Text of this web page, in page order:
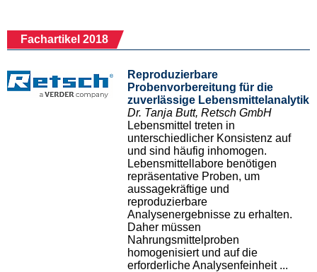
Fachartikel 2018
Reproduzierbare
Probenvorbereitung für die
zuverlässige Lebensmittelanalytik
Dr. Tanja Butt, Retsch GmbH
Lebensmittel treten in
unterschiedlicher Konsistenz auf
und sind häufig inhomogen.
Lebensmittellabore benötigen
repräsentative Proben, um
aussagekräftige und
reproduzierbare
Analysenergebnisse zu erhalten.
Daher müssen
Nahrungsmittelproben
homogenisiert und auf die
erforderliche Analysenfeinheit ...